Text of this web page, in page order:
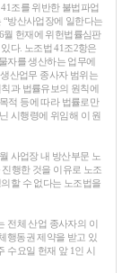
조를 위반한 불법파업
방산사업장에 일한다는
월 헌재에 위헌법률심판
다. 노조법 41조2항은
자를 생산하는 업무에
산업무 종사자 범위는
과 법률유보의 원칙에
적 등에 따라 법률로만
시행령에 위임해 이 원
사업장 내 방산부문 노
행한 것을 이유로 노조
할 수 없다는 노조법을
전체 산업 종사자의 이
행동권 제약을 받고 있
수요일 헌재 앞 1인 시